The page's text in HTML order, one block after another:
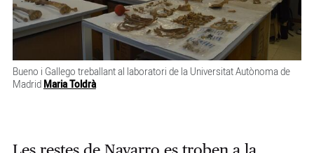
Bueno i Gallego treballant al laboratori de la Universitat Autònoma de
MadridMaria Toldrà